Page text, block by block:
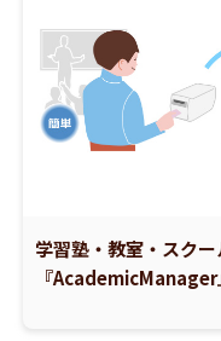
学習塾・教室・スク
『AcademicManager